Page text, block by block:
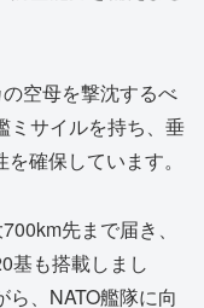
空母を撃沈するべ
ミサイルを持ち、垂
確保しています。
先まで届き、
基も搭載しまし
、NATO艦隊に向